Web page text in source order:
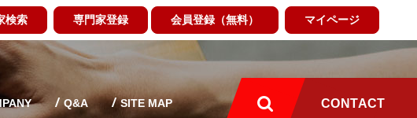
検索 専門家登録 会員登録（無料） マイページ
Q&A SITE MAP CONTACT